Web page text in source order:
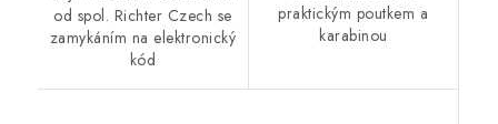
od spol. Richter Czech se
zamykáním na elektronický
kód
praktickým poutkem a
karabinou